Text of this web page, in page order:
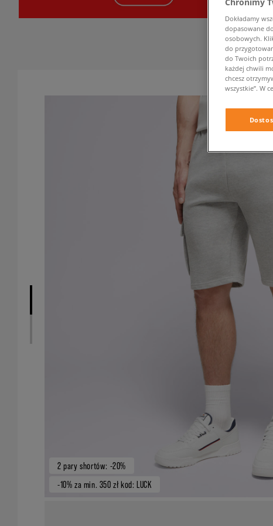
2 pary shortów: -20%
-10% za min. 350 zł kod: LUCK
Dokładamy
dopasowane
osobowych.
do
do Twoich
każdej chwili
chcesz
wszystkie”. W